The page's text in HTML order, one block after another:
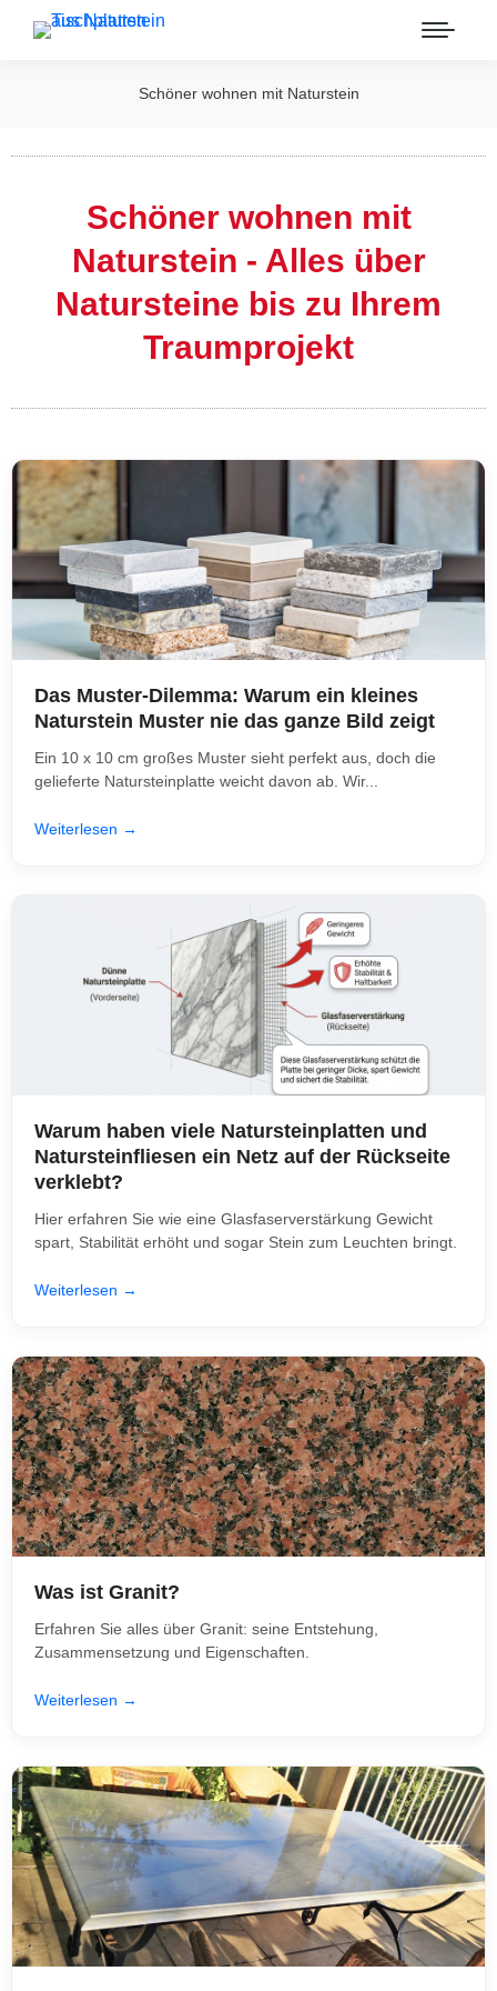
Schöner wohnen mit Naturstein
Schöner wohnen mit
Naturstein - Alles über
Natursteine bis zu Ihrem
Traumprojekt
Das Muster-Dilemma: Warum ein kleines
Naturstein Muster nie das ganze Bild zeigt
Ein 10 x 10 cm großes Muster sieht perfekt aus, doch die
gelieferte Natursteinplatte weicht davon ab. Wir...
Weiterlesen →
Warum haben viele Natursteinplatten und
Natursteinfliesen ein Netz auf der Rückseite
verklebt?
Hier erfahren Sie wie eine Glasfaserverstärkung Gewicht
spart, Stabilität erhöht und sogar Stein zum Leuchten bringt.
Weiterlesen →
Was ist Granit?
Erfahren Sie alles über Granit: seine Entstehung,
Zusammensetzung und Eigenschaften.
Weiterlesen →